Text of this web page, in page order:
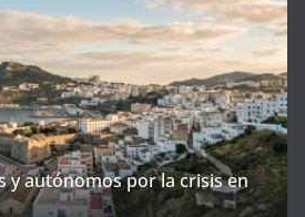
y autónomos por la crisis en